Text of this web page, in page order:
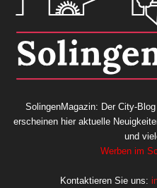
SolingenMagazin: Der City-
erscheinen hier aktuelle
und
Werben im
Kontaktieren Sie uns: